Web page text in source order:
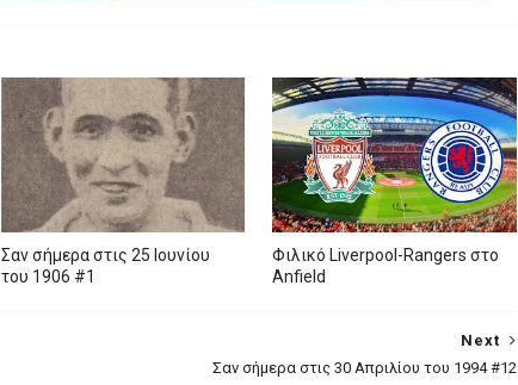
Σαν σήμερα στις 25 Ιουνίου
του 1906 #1
Φιλικό Liverpool-Rangers στο
Anfield
Next
Σαν σήμερα στις 30 Απριλίου του 1994 #12